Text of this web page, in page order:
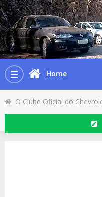
Toggle
navigation
Home
O Clube Oficial do